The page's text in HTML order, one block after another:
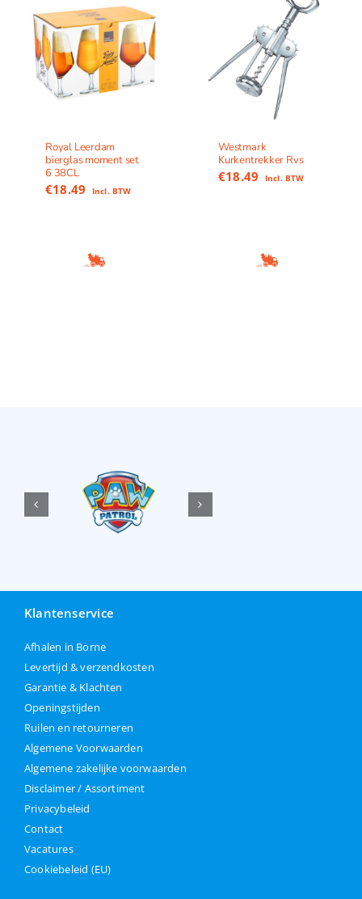
Royal Leerdam
bierglas moment set
6 38CL
€18.49 Incl. BTW
Westmark
Kurkentrekker Rvs
€18.49 Incl. BTW
Klantenservice
Afhalen in Borne
Levertijd & verzendkosten
Garantie & Klachten
Openingstijden
Ruilen en retourneren
Algemene Voorwaarden
Algemene zakelijke voorwaarden
Disclaimer / Assortiment
Privacybeleid
Contact
Vacatures
Cookiebeleid (EU)